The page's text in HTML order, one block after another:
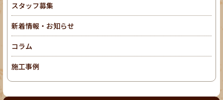
スタッフ募集
新着情報・お知らせ
コラム
施工事例